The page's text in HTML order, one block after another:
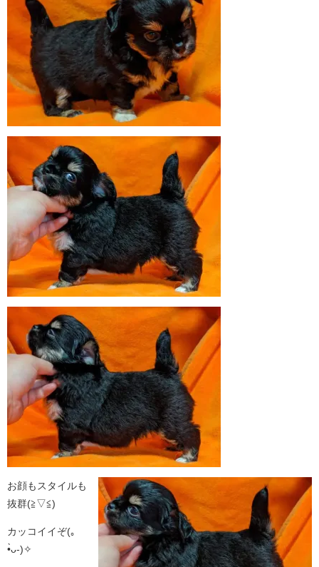
お顔もスタイルも
抜群(≧▽≦)
カッコイイぞ(｡
•̀ᴗ-)✧